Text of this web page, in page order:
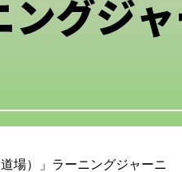
場）」ラーニングジャーニ